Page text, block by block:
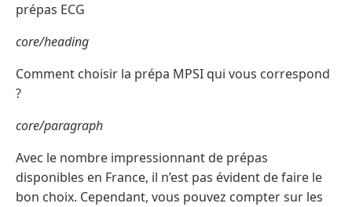
prépas ECG
core/heading
Comment choisir la prépa MPSI qui vous correspond
?
core/paragraph
Avec le nombre impressionnant de prépas
disponibles en France, il n’est pas évident de faire le
bon choix. Cependant, vous pouvez compter sur les